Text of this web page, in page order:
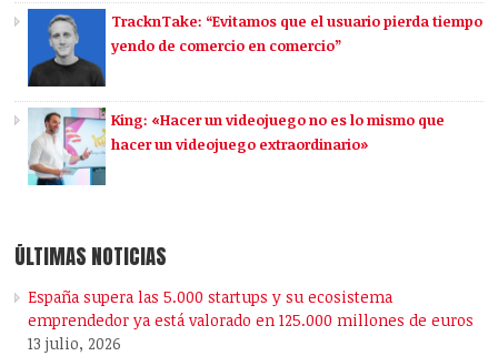
TracknTake: “Evitamos que el usuario pierda tiempo
yendo de comercio en comercio”
King: «Hacer un videojuego no es lo mismo que
hacer un videojuego extraordinario»
ÚLTIMAS NOTICIAS
España supera las 5.000 startups y su ecosistema
emprendedor ya está valorado en 125.000 millones de euros
13 julio, 2026